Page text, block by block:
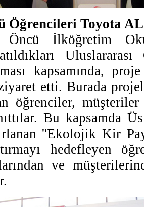
Öğrencileri Toyota
Öncü İlköğretim
kapsamında,
etti. Burada
öğrenciler,
Bu kapsamda
''Ekolojik Kir
hedefleyen
ve